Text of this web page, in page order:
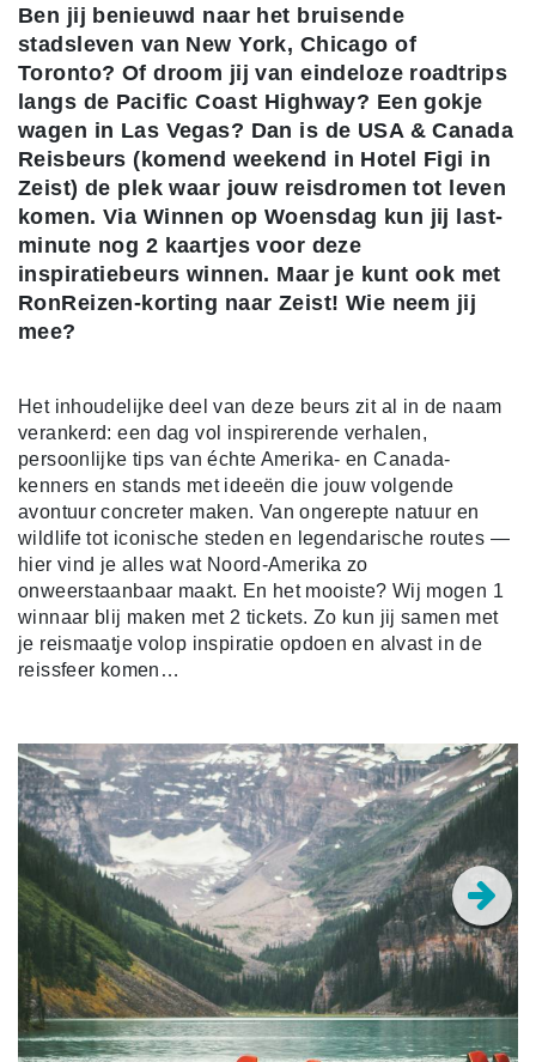
Ben jij benieuwd naar het bruisende
stadsleven van New York, Chicago of
Toronto? Of droom jij van eindeloze roadtrips
langs de Pacific Coast Highway? Een gokje
wagen in Las Vegas? Dan is de USA & Canada
Reisbeurs (komend weekend in Hotel Figi in
Zeist) de plek waar jouw reisdromen tot leven
komen. Via Winnen op Woensdag kun jij last-
minute nog 2 kaartjes voor deze
inspiratiebeurs winnen. Maar je kunt ook met
RonReizen-korting naar Zeist! Wie neem jij
mee?
Het inhoudelijke deel van deze beurs zit al in de naam
verankerd: een dag vol inspirerende verhalen,
persoonlijke tips van échte Amerika- en Canada-
kenners en stands met ideeën die jouw volgende
avontuur concreter maken. Van ongerepte natuur en
wildlife tot iconische steden en legendarische routes —
hier vind je alles wat Noord-Amerika zo
onweerstaanbaar maakt. En het mooiste? Wij mogen 1
winnaar blij maken met 2 tickets. Zo kun jij samen met
je reismaatje volop inspiratie opdoen en alvast in de
reissfeer komen…